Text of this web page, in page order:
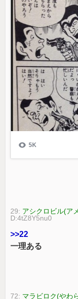
29: アシクロビル(ア
D:4tZ8Y5nu0
>>22
一理ある
72: マラビロク(やわ